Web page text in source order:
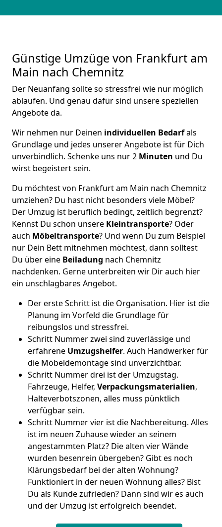
Günstige Umzüge von Frankfurt am
Main nach Chemnitz
Der Neuanfang sollte so stressfrei wie nur möglich
ablaufen. Und genau dafür sind unsere speziellen
Angebote da.
Wir nehmen nur Deinen individuellen Bedarfals
Grundlage und jedes unserer Angebote ist für Dich
unverbindlich. Schenke uns nur 2 Minuten und Du
wirst begeistert sein.
Du möchtest von Frankfurt am Main nach Chemnitz
umziehen? Du hast nicht besonders viele Möbel?
Der Umzug ist beruflich bedingt, zeitlich begrenzt?
Kennst Du schon unsere Kleintransporte? Oder
auch Möbeltransporte? Und wenn Du zum Beispiel
nur Dein Bett mitnehmen möchtest, dann solltest
Du über eine Beiladung nach Chemnitz
nachdenken. Gerne unterbreiten wir Dir auch hier
ein unschlagbares Angebot.
Der erste Schritt ist die Organisation. Hier ist die
Planung im Vorfeld die Grundlage für
reibungslos und stressfrei.
Schritt Nummer zwei sind zuverlässige und
erfahrene Umzugshelfer. Auch Handwerker für
die Möbeldemontage sind unverzichtbar.
Schritt Nummer drei ist der Umzugstag.
Fahrzeuge, Helfer, Verpackungsmaterialien,
Halteverbotszonen, alles muss pünktlich
verfügbar sein.
Schritt Nummer vier ist die Nachbereitung. Alles
ist im neuen Zuhause wieder an seinem
angestammten Platz? Die alten vier Wände
wurden besenrein übergeben? Gibt es noch
Klärungsbedarf bei der alten Wohnung?
Funktioniert in der neuen Wohnung alles? Bist
Du als Kunde zufrieden? Dann sind wir es auch
und der Umzug ist erfolgreich beendet.